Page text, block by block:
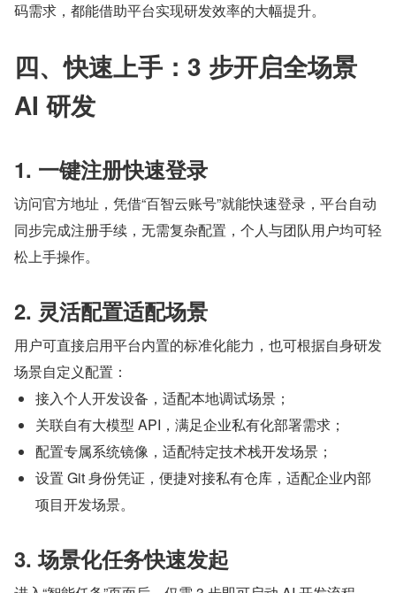
码需求，都能借助平台实现研发效率的大幅提升。
四、快速上手：3 步开启全场景
AI 研发
1. 一键注册快速登录
访问官方地址，凭借“百智云账号”就能快速登录，平台自动
同步完成注册手续，无需复杂配置，个人与团队用户均可轻
松上手操作。
2. 灵活配置适配场景
用户可直接启用平台内置的标准化能力，也可根据自身研发
场景自定义配置：
接入个人开发设备，适配本地调试场景；
关联自有大模型 API，满足企业私有化部署需求；
配置专属系统镜像，适配特定技术栈开发场景；
设置 Git 身份凭证，便捷对接私有仓库，适配企业内部
项目开发场景。
3. 场景化任务快速发起